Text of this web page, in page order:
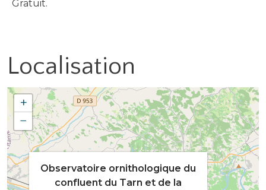
Gratuit.
Localisation
+
−
Observatoire ornithologique du
confluent du Tarn et de la